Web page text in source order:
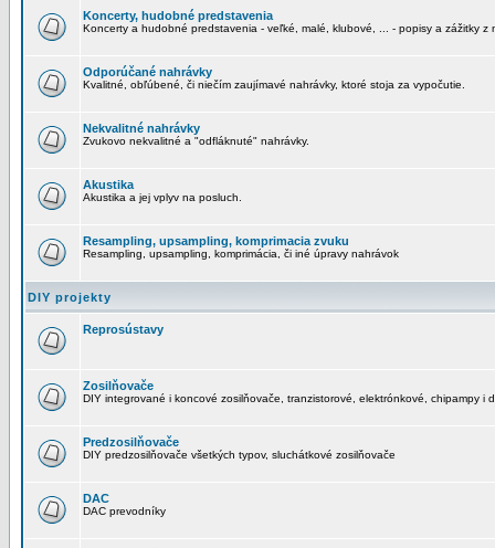
Koncerty, hudobné predstavenia
Koncerty a hudobné predstavenia - veľké, malé, klubové, ... - popisy a zážitky z
Odporúčané nahrávky
Kvalitné, obľúbené, či niečím zaujímavé nahrávky, ktoré stoja za vypočutie.
Nekvalitné nahrávky
Zvukovo nekvalitné a "odfláknuté" nahrávky.
Akustika
Akustika a jej vplyv na posluch.
Resampling, upsampling, komprimacia zvuku
Resampling, upsampling, komprimácia, či iné úpravy nahrávok
DIY projekty
Reprosústavy
Zosilňovače
DIY integrované i koncové zosilňovače, tranzistorové, elektrónkové, chipampy i
Predzosilňovače
DIY predzosilňovače všetkých typov, sluchátkové zosilňovače
DAC
DAC prevodníky